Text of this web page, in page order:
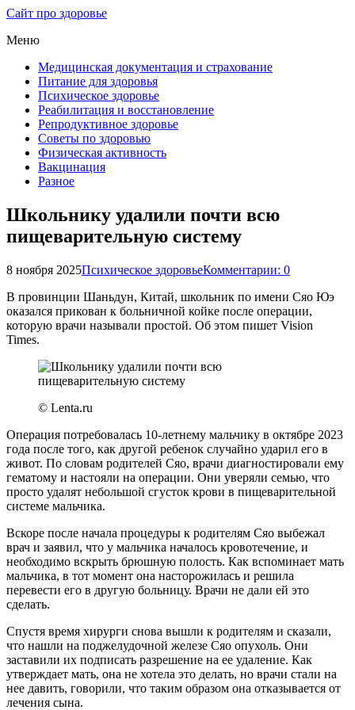
Сайт про здоровье
Меню
Медицинская документация и страхование
Питание для здоровья
Психическое здоровье
Реабилитация и восстановление
Репродуктивное здоровье
Советы по здоровью
Физическая активность
Вакцинация
Разное
Школьнику удалили почти всю
пищеварительную систему
8 ноября 2025Психическое здоровьеКомментарии: 0
В провинции Шаньдун, Китай, школьник по имени Сяо Юэ
оказался прикован к больничной койке после операции,
которую врачи называли простой. Об этом пишет Vision
Times.
© Lenta.ru
Операция потребовалась 10-летнему мальчику в октябре 2023
года после того, как другой ребенок случайно ударил его в
живот. По словам родителей Сяо, врачи диагностировали ему
гематому и настояли на операции. Они уверяли семью, что
просто удалят небольшой сгусток крови в пищеварительной
системе мальчика.
Вскоре после начала процедуры к родителям Сяо выбежал
врач и заявил, что у мальчика началось кровотечение, и
необходимо вскрыть брюшную полость. Как вспоминает мать
мальчика, в тот момент она насторожилась и решила
перевести его в другую больницу. Врачи не дали ей это
сделать.
Спустя время хирурги снова вышли к родителям и сказали,
что нашли на поджелудочной железе Сяо опухоль. Они
заставили их подписать разрешение на ее удаление. Как
утверждает мать, она не хотела это делать, но врачи стали на
нее давить, говорили, что таким образом она отказывается от
лечения сына.